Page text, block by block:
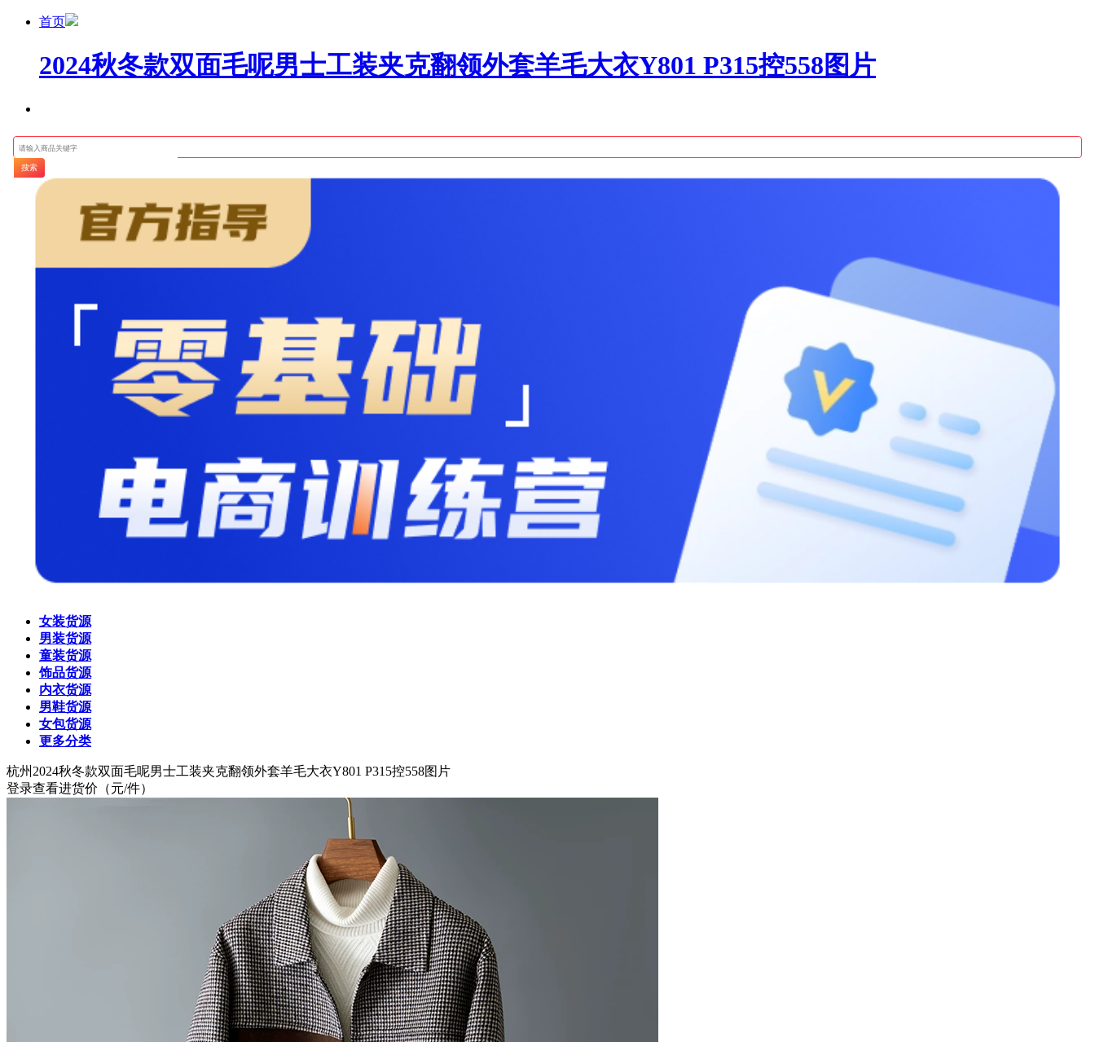
首页
2024秋冬款双面毛呢男士工装夹克翻领外套羊毛大衣Y801 P315控558图片
搜索
女装货源
男装货源
童装货源
饰品货源
内衣货源
男鞋货源
女包货源
更多分类
杭州 2024秋冬款双面毛呢男士工装夹克翻领外套羊毛大衣Y801 P315控558图片
登录查看进货价 （元/件）